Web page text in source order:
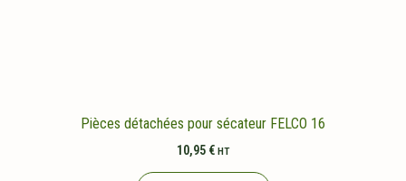
Pièces détachées pour sécateur FELCO 16
10,95 € HT